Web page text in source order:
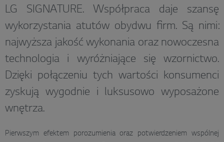
LG SIGNATURE. Współpraca daje szansę
wykorzystania atutów obydwu firm. Są nimi:
najwyższa jakość wykonania oraz nowoczesna
technologia i wyróżniające się wzornictwo.
Dzięki połączeniu tych wartości konsumenci
zyskują wygodnie i luksusowo wyposażone
wnętrza.
Pierwszym efektem porozumienia oraz potwierdzeniem wspólnej